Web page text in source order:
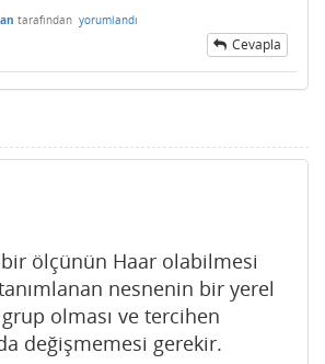
tarafından yorumlandı
Cevapla
ölçünün Haar olabilmesi
nesnenin bir yerel
olması ve tercihen
değişmemesi gerekir.